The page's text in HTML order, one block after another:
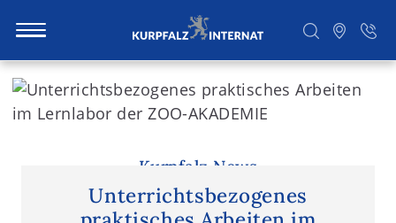
S
Kurpfalz News
Unterrichtsbezogenes